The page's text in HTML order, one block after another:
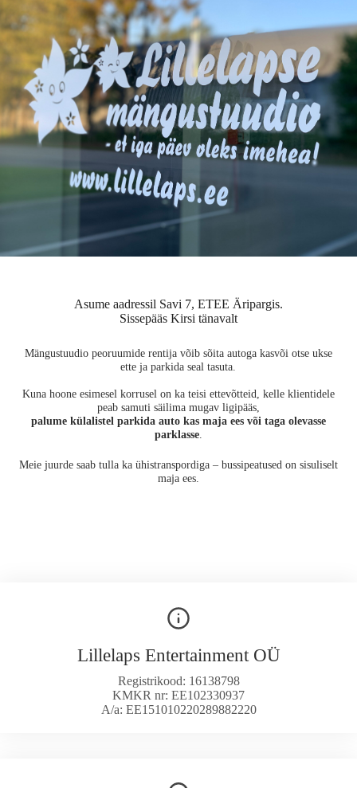
Asume aadressil Savi 7, ETEE Äripargis.
Sissepääs Kirsi tänavalt
Mängustuudio peoruumide rentija võib sõita autoga kasvõi otse ukse
ette ja parkida seal tasuta.
Kuna hoone esimesel korrusel on ka teisi ettevõtteid, kelle klientidele
peab samuti säilima mugav ligipääs,
palume külalistel parkida auto kas maja ees või taga olevasse
parklasse.
Meie juurde saab tulla ka ühistranspordiga – bussipeatused on sisuliselt
maja ees.
Lillelaps Entertainment OÜ
Registrikood: 16138798
KMKR nr: EE102330937
A/a: EE151010220289882220